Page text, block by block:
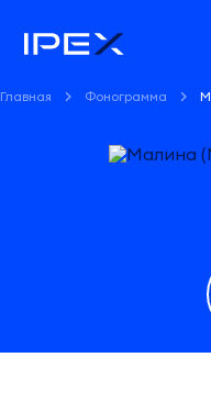
Главная Фонограмма